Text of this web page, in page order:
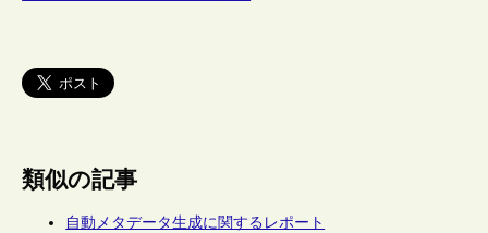
類似の記事
自動メタデータ生成に関するレポート